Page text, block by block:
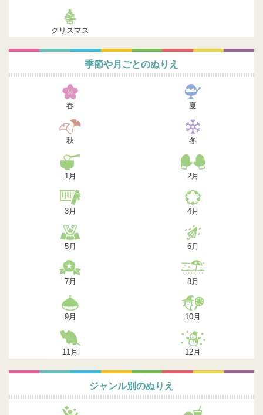
クリスマス
季節や月ごとのぬりえ
春 夏
秋 冬
1月 2月
3月 4月
5月 6月
7月 8月
9月 10月
11月 12月
ジャンル別のぬりえ